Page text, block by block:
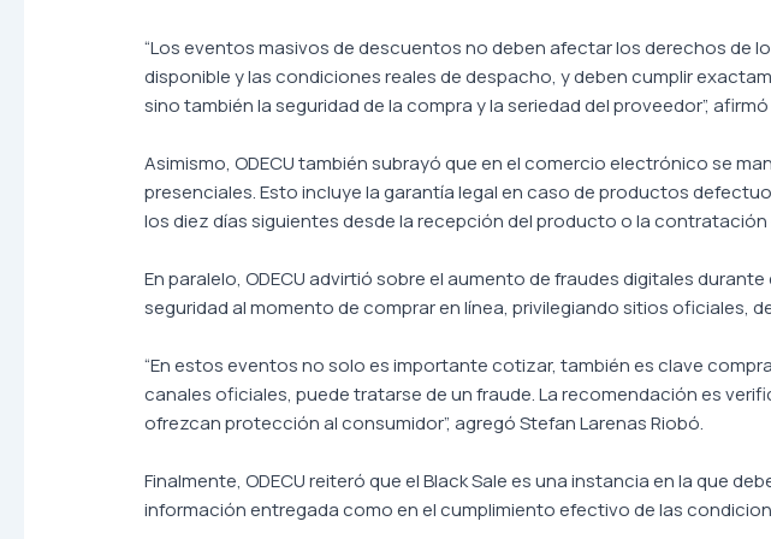
“Los eventos masivos de descuentos no deben afectar los derechos de
disponible y las condiciones reales de despacho, y deben cumplir
sino también la seguridad de la compra y la seriedad del proveedor”,
Asimismo, ODECU también subrayó que en el comercio electrónico se
presenciales. Esto incluye la garantía legal en caso de productos
los diez días siguientes desde la recepción del producto o la contratación
En paralelo, ODECU advirtió sobre el aumento de fraudes digitales
seguridad al momento de comprar en línea, privilegiando sitios
“En estos eventos no solo es importante cotizar, también es clave
canales oficiales, puede tratarse de un fraude. La recomendación es
ofrezcan protección al consumidor”, agregó Stefan Larenas Riobó.
Finalmente, ODECU reiteró que el Black Sale es una instancia en la que
información entregada como en el cumplimiento efectivo de las